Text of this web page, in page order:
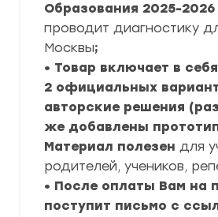
Образования 2025-2026
проводит диагностику
Москвы;
• Товар включает в
2 официальных
авторские решения
же добавлены
Материал полезен для
родителей, учеников,
• После оплаты Вам на
поступит письмо с